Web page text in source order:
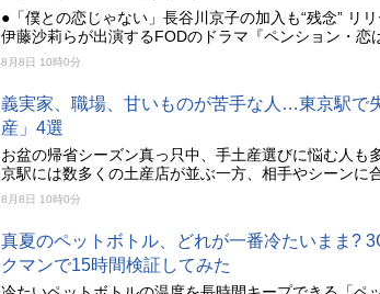
●「僕との恋じゃない」長谷川京子の加入も“残念” リ
伊藤沙莉らが出演するFODのドラマ『ペンション・恋
8月8日 10時0分
義実家、職場、甘いものが苦手な人…東京駅で
産」4選
お盆の帰省シーズン真っ只中、手土産選びに悩む人も
京駅には数多くの土産店が並ぶ一方、相手やシーンに
8月8日 10時0分
真夏のペットボトル、どれが一番冷たいまま?
クマンで15時間検証してみた